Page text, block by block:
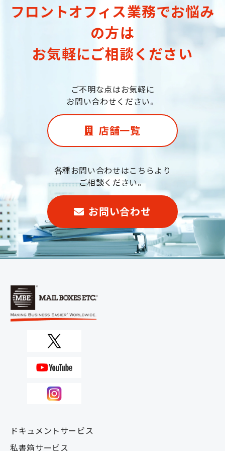
フロントオフィス業務でお悩み
の方は
お気軽にご相談ください
ご不明な点はお気軽に
お問い合わせください。
店舗一覧
各種お問い合わせはこちらより
ご相談ください。
お問い合わせ
ドキュメントサービス
私書箱サービス